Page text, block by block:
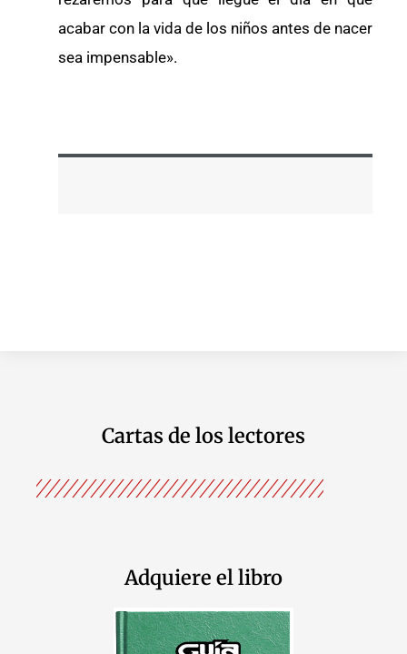
acabar con la vida de los niños antes de nacer
sea impensable».
Cartas de los lectores
Adquiere el libro